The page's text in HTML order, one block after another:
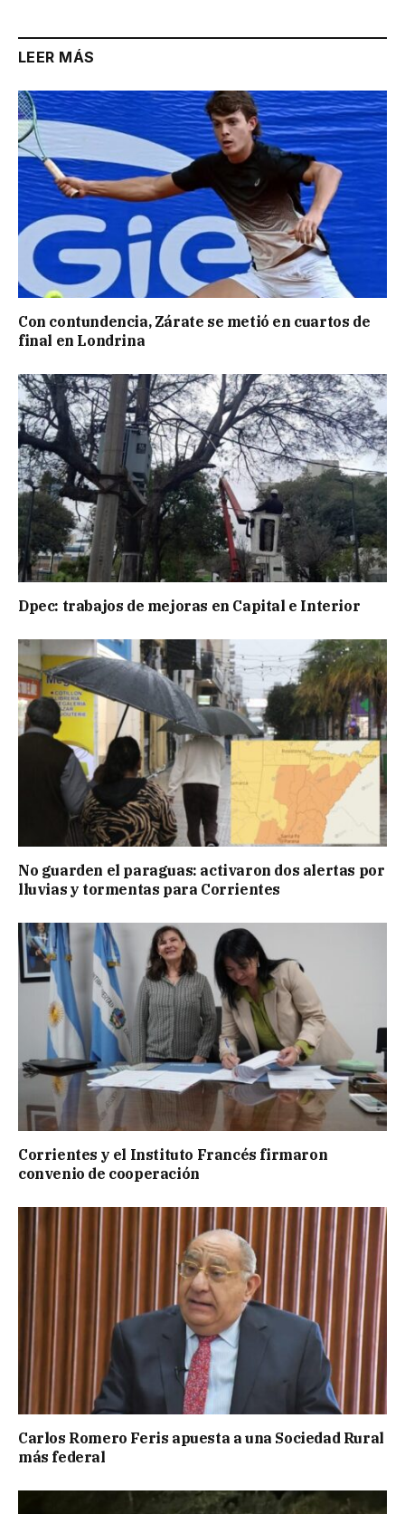
LEER MÁS
Con contundencia, Zárate se metió en cuartos de
final en Londrina
Dpec: trabajos de mejoras en Capital e Interior
No guarden el paraguas: activaron dos alertas por
lluvias y tormentas para Corrientes
Corrientes y el Instituto Francés firmaron
convenio de cooperación
Carlos Romero Feris apuesta a una Sociedad Rural
más federal